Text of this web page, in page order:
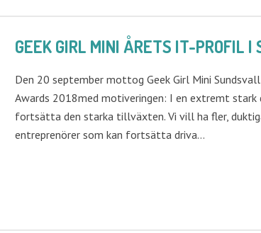
GEEK GIRL MINI ÅRETS IT-PROFIL I
Den 20 september mottog Geek Girl Mini
Awards 2018med motiveringen: I en extremt
fortsätta den starka tillväxten. Vi vill ha fler,
entreprenörer som kan fortsätta driva…